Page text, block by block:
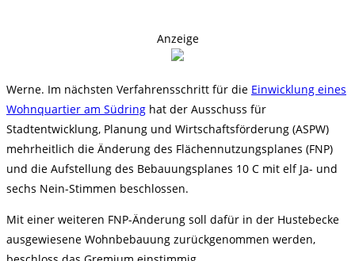
Anzeige
Werne. Im nächsten Verfahrensschritt für die Einwicklung eines
Wohnquartier am Südring hat der Ausschuss für
Stadtentwicklung, Planung und Wirtschaftsförderung (ASPW)
mehrheitlich die Änderung des Flächennutzungsplanes (FNP)
und die Aufstellung des Bebauungsplanes 10 C mit elf Ja- und
sechs Nein-Stimmen beschlossen.
Mit einer weiteren FNP-Änderung soll dafür in der Hustebecke
ausgewiesene Wohnbebauung zurückgenommen werden,